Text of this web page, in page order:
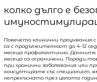
колко дълго е
Повечето клинични проучвания
са с продължителност до 4–12
месеца профилактично. Данните
месеца са ограничени. Поради
при хронични заболявания или
консултирате със специалист,
непрекъснато през цялата